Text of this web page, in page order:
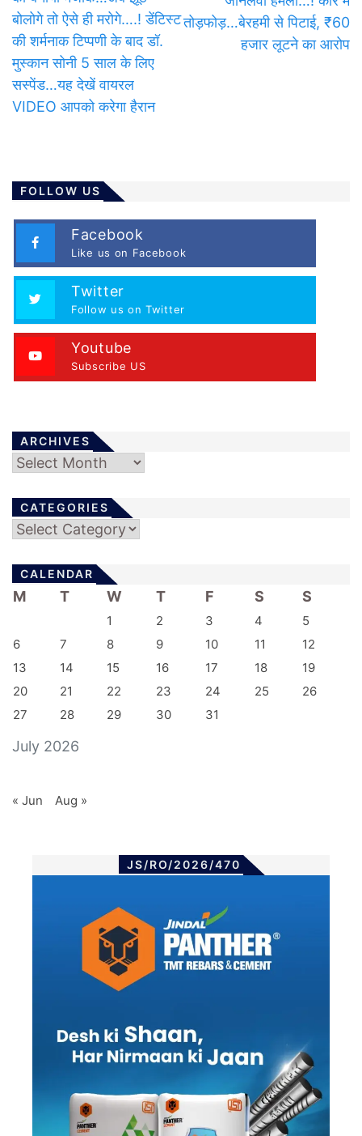
बोलोगे तो ऐसे ही मरोगे….! डेंटिस्ट
की शर्मनाक टिप्पणी के बाद डॉ.
मुस्कान सोनी 5 साल के लिए
सस्पेंड…यह देखें वायरल
VIDEO आपको करेगा हैरान
तोड़फोड़…बेरहमी से पिटाई, ₹60
हजार लूटने का आरोप
FOLLOW US
Facebook
Like us on Facebook
Twitter
Follow us on Twitter
Youtube
Subscribe US
ARCHIVES
Archives
CATEGORIES
Categories
CALENDAR
July 2026
M T W T F S S
1 2 3 4
5
6
7 8 9 10 11
12
13
14 15 16 17 18
19
20
21 22 23 24 25
26
27
28 29 30 31
« Jun Aug »
JS/RO/2026/470